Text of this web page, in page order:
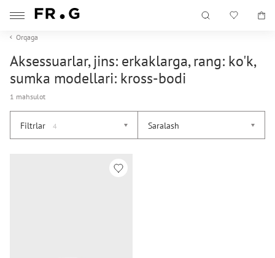
Orqaga
Aksessuarlar, jins: erkaklarga, rang: ko'k,
sumka modellari: kross-bodi
1 mahsulot
Filtrlar 4 Saralash